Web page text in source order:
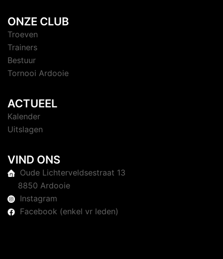
ONZE CLUB
Troeven
Trainers
Bestuur
Tornooi Ardooie
ACTUEEL
Kalender
Uitslagen
VIND ONS
Oude Lichterveldsestraat 13
8850 Ardooie
Instagram
Facebook (enkel vr leden)